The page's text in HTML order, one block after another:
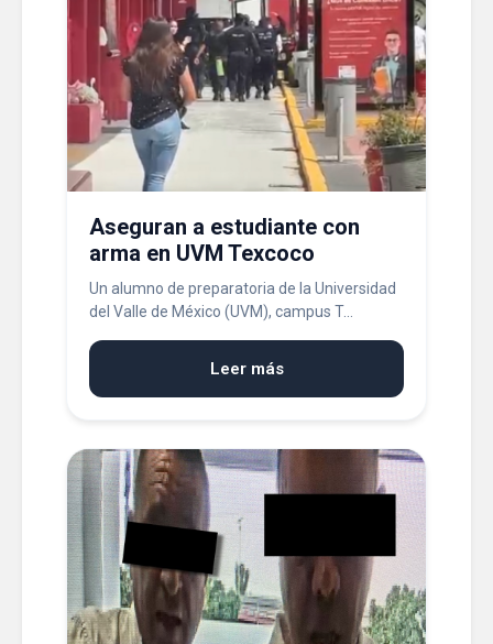
Aseguran a estudiante con
arma en UVM Texcoco
Un alumno de preparatoria de la Universidad
del Valle de México (UVM), campus T...
Leer más